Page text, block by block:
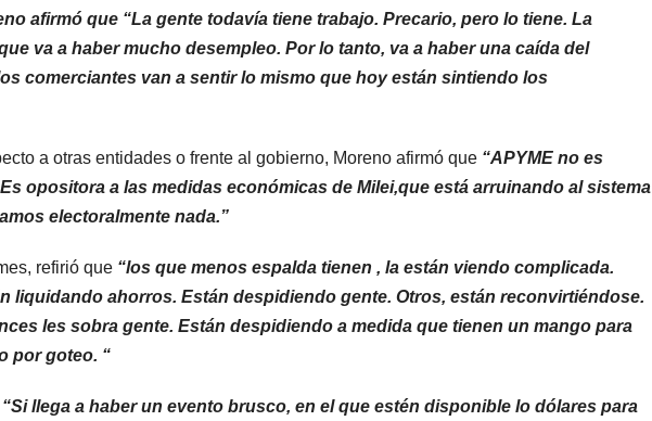
afirmó que “La gente todavía tiene trabajo. Precario, pero lo tiene. La
va a haber mucho desempleo. Por lo tanto, va a haber una caída del
comerciantes van a sentir lo mismo que hoy están sintiendo los
a otras entidades o frente al gobierno, Moreno afirmó que “APYME no es
opositora a las medidas económicas de Milei,que está arruinando al sistema
electoralmente nada.”
refirió que “los que menos espalda tienen , la están viendo complicada.
liquidando ahorros. Están despidiendo gente. Otros, están reconvirtiéndose.
les sobra gente. Están despidiendo a medida que tienen un mango para
por goteo. “
“Si llega a haber un evento brusco, en el que estén disponible lo dólares para